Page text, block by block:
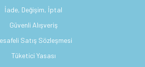
İade, Değişim, İptal
Güvenli Alışveriş
Satış Sözleşmesi
Tüketici Yasası